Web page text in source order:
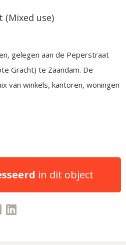
(Mixed use)
gelegen aan de Peperstraat
Gracht) te Zaandam. De
van winkels, kantoren, woningen
in dit object